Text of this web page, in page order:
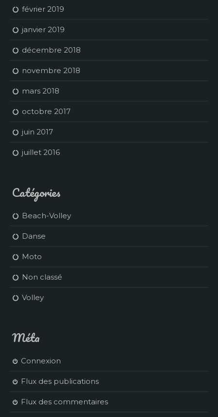
février 2019
janvier 2019
décembre 2018
novembre 2018
mars 2018
octobre 2017
juin 2017
juillet 2016
Catégories
Beach-Volley
Danse
Moto
Non classé
Volley
Méta
Connexion
Flux des publications
Flux des commentaires